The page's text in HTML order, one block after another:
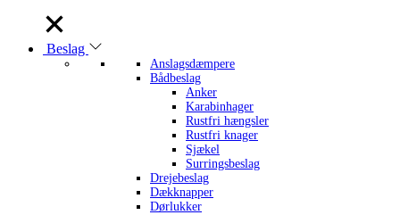
Beslag
Anslagsdæmpere
Bådbeslag
Anker
Karabinhager
Rustfri hængsler
Rustfri knager
Sjækel
Surringsbeslag
Drejebeslag
Dækknapper
Dørlukker